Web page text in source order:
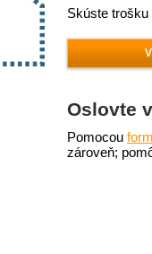
Skúste
Oslovte
Pomocou
zároveň;